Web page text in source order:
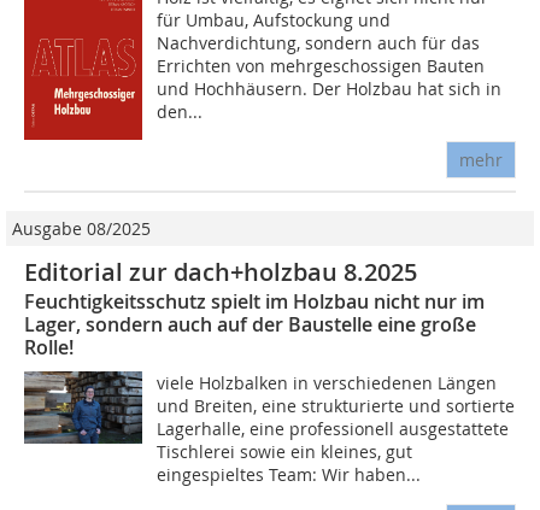
für Umbau, Aufstockung und
Nachverdichtung, sondern auch für das
Errichten von mehrgeschossigen Bauten
und Hochhäusern. Der Holzbau hat sich in
den...
mehr
Ausgabe 08/2025
Editorial zur dach+holzbau 8.2025
Feuchtigkeitsschutz spielt im Holzbau nicht nur im
Lager, sondern auch auf der Baustelle eine große
Rolle!
viele Holzbalken in verschiedenen Längen
und Breiten, eine strukturierte und sortierte
Lagerhalle, eine professionell ausgestattete
Tischlerei sowie ein kleines, gut
eingespieltes Team: Wir haben...